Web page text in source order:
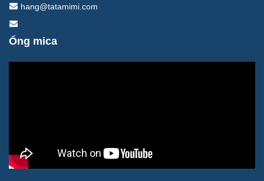
hang@tatamimi.com
Ống mica